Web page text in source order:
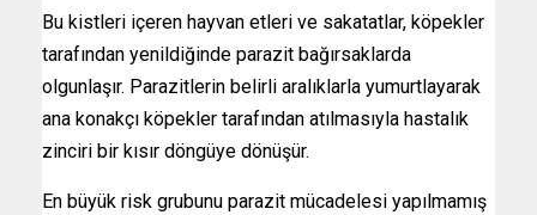
Bu kistleri içeren hayvan etleri ve sakatatlar, köpekler
tarafından yenildiğinde parazit bağırsaklarda
olgunlaşır. Parazitlerin belirli aralıklarla yumurtlayarak
ana konakçı köpekler tarafından atılmasıyla hastalık
zinciri bir kısır döngüye dönüşür.
En büyük risk grubunu parazit mücadelesi yapılmamış